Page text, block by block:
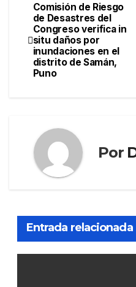
Navegación
de
entradas
Comisión de Riesgo
de Desastres del
Congreso verifica in
situ daños por
inundaciones en el
distrito de Samán,
Puno
Por
Entrada relacionada